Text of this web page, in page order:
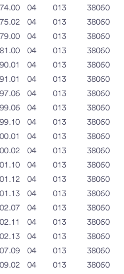
04 013
38060
04 013
38060
04 013
38060
04 013
38060
04 013
38060
04 013
38060
04 013
38060
04 013
38060
04 013
38060
04 013
38060
04 013
38060
04 013
38060
04 013
38060
04 013
38060
04 013
38060
04 013
38060
04 013
38060
04 013
38060
04 013
38060